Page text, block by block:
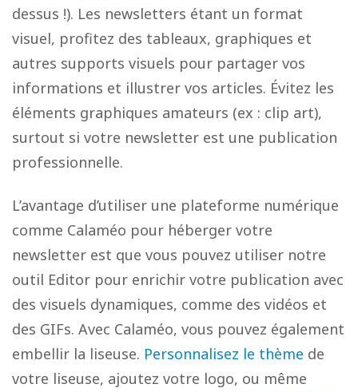
dessus !). Les newsletters étant un format
visuel, profitez des tableaux, graphiques et
autres supports visuels pour partager vos
informations et illustrer vos articles. Évitez les
éléments graphiques amateurs (ex : clip art),
surtout si votre newsletter est une publication
professionnelle.
L’avantage d’utiliser une plateforme numérique
comme Calaméo pour héberger votre
newsletter est que vous pouvez utiliser notre
outil Editor pour enrichir votre publication avec
des visuels dynamiques, comme des vidéos et
des GIFs. Avec Calaméo, vous pouvez également
embellir la liseuse. Personnalisez le thème de
votre liseuse, ajoutez votre logo, ou même